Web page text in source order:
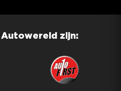
zijn: